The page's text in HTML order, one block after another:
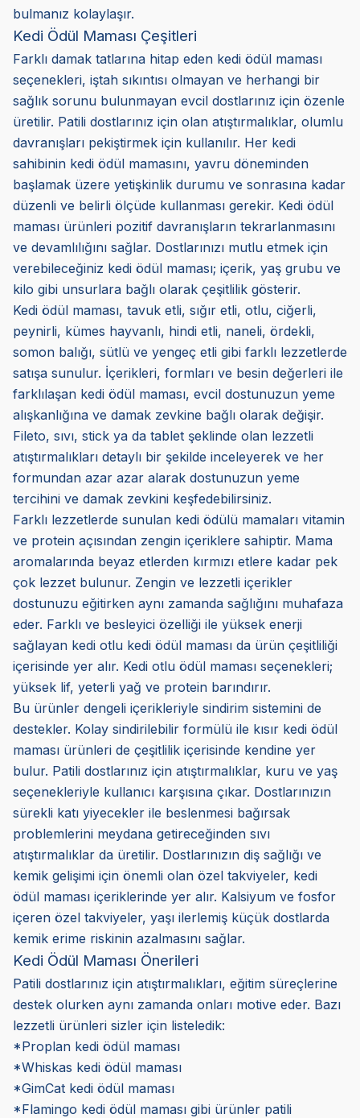
bulmanız kolaylaşır.
Kedi Ödül Maması Çeşitleri
Farklı damak tatlarına hitap eden kedi ödül maması
seçenekleri, iştah sıkıntısı olmayan ve herhangi bir
sağlık sorunu bulunmayan evcil dostlarınız için özenle
üretilir. Patili dostlarınız için olan atıştırmalıklar, olumlu
davranışları pekiştirmek için kullanılır. Her kedi
sahibinin kedi ödül mamasını, yavru döneminden
başlamak üzere yetişkinlik durumu ve sonrasına kadar
düzenli ve belirli ölçüde kullanması gerekir. Kedi ödül
maması ürünleri pozitif davranışların tekrarlanmasını
ve devamlılığını sağlar. Dostlarınızı mutlu etmek için
verebileceğiniz kedi ödül maması; içerik, yaş grubu ve
kilo gibi unsurlara bağlı olarak çeşitlilik gösterir.
Kedi ödül maması, tavuk etli, sığır etli, otlu, ciğerli,
peynirli, kümes hayvanlı, hindi etli, naneli, ördekli,
somon balığı, sütlü ve yengeç etli gibi farklı lezzetlerde
satışa sunulur. İçerikleri, formları ve besin değerleri ile
farklılaşan kedi ödül maması, evcil dostunuzun yeme
alışkanlığına ve damak zevkine bağlı olarak değişir.
Fileto, sıvı, stick ya da tablet şeklinde olan lezzetli
atıştırmalıkları detaylı bir şekilde inceleyerek ve her
formundan azar azar alarak dostunuzun yeme
tercihini ve damak zevkini keşfedebilirsiniz.
Farklı lezzetlerde sunulan kedi ödülü mamaları vitamin
ve protein açısından zengin içeriklere sahiptir. Mama
aromalarında beyaz etlerden kırmızı etlere kadar pek
çok lezzet bulunur. Zengin ve lezzetli içerikler
dostunuzu eğitirken aynı zamanda sağlığını muhafaza
eder. Farklı ve besleyici özelliği ile yüksek enerji
sağlayan kedi otlu kedi ödül maması da ürün çeşitliliği
içerisinde yer alır. Kedi otlu ödül maması seçenekleri;
yüksek lif, yeterli yağ ve protein barındırır.
Bu ürünler dengeli içerikleriyle sindirim sistemini de
destekler. Kolay sindirilebilir formülü ile kısır kedi ödül
maması ürünleri de çeşitlilik içerisinde kendine yer
bulur. Patili dostlarınız için atıştırmalıklar, kuru ve yaş
seçenekleriyle kullanıcı karşısına çıkar. Dostlarınızın
sürekli katı yiyecekler ile beslenmesi bağırsak
problemlerini meydana getireceğinden sıvı
atıştırmalıklar da üretilir. Dostlarınızın diş sağlığı ve
kemik gelişimi için önemli olan özel takviyeler, kedi
ödül maması içeriklerinde yer alır. Kalsiyum ve fosfor
içeren özel takviyeler, yaşı ilerlemiş küçük dostlarda
kemik erime riskinin azalmasını sağlar.
Kedi Ödül Maması Önerileri
Patili dostlarınız için atıştırmalıkları, eğitim süreçlerine
destek olurken aynı zamanda onları motive eder. Bazı
lezzetli ürünleri sizler için listeledik:
*Proplan kedi ödül maması
*Whiskas kedi ödül maması
*GimCat kedi ödül maması
*Flamingo kedi ödül maması gibi ürünler patili